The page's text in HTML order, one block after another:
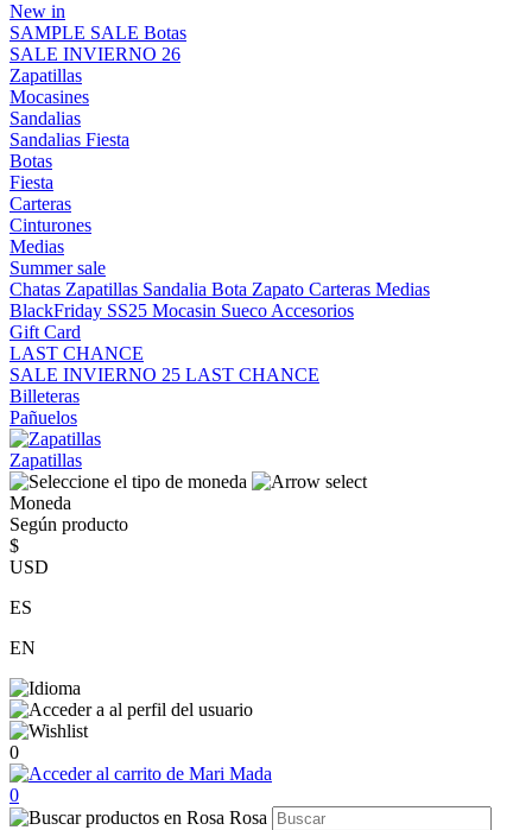
New in
SAMPLE SALE Botas
SALE INVIERNO 26
Zapatillas
Mocasines
Sandalias
Sandalias Fiesta
Botas
Fiesta
Carteras
Cinturones
Medias
Summer sale
Chatas Zapatillas Sandalia Bota Zapato Carteras Medias
BlackFriday SS25 Mocasin Sueco Accesorios
Gift Card
LAST CHANCE
SALE INVIERNO 25 LAST CHANCE
Billeteras
Pañuelos
Zapatillas
Moneda
Según producto
$
USD
ES
EN
0
0